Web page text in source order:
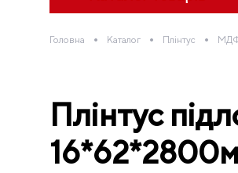
Головна • Каталог • Плінтус • МДФ
Плінтус